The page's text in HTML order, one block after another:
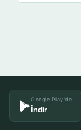
Google Play'de
İndir